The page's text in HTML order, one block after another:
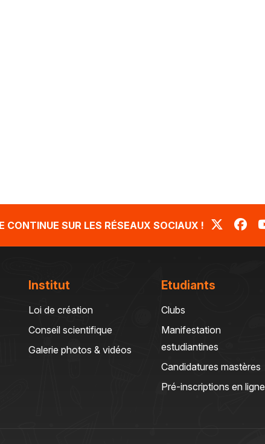
CONTINUE SUR LES RÉSEAUX SOCIAUX !
Institut
Loi de création
Conseil scientifique
Galerie photos & vidéos
Etudiants
Clubs
Manifestation
estudiantines
Candidatures mastères
Pré-inscriptions en ligne